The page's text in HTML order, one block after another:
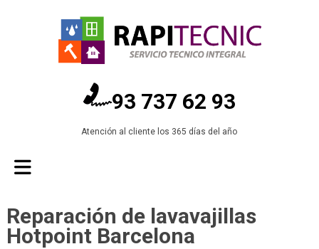
93 737 62 93
Atención al cliente los 365 días del año
Reparación de lavavajillas
Hotpoint Barcelona